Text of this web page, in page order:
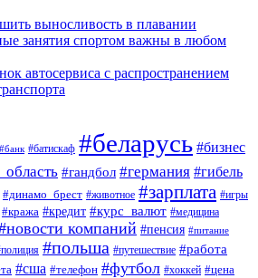
выносливость в плавании
занятия спортом важны в любом
автосервиса с распространением
#банк #батискаф #беларусь #бизнес
#гандбол #германия #гибель
#динамо_брест #животное #зарплата #игры
#кража #кредит #курс_валют #медицина
компаний #пенсия #питание
#польша #путешествие #работа
#сша #телефон #футбол #хоккей #цена